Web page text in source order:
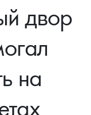
серебра, платины на
двор
на